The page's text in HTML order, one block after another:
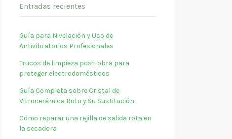
Entradas recientes
Guía para Nivelación y Uso de
Antivibratorios Profesionales
Trucos de limpieza post-obra para
proteger electrodomésticos
Guía Completa sobre Cristal de
Vitrocerámica Roto y Su Sustitución
Cómo reparar una rejilla de salida rota en
la secadora